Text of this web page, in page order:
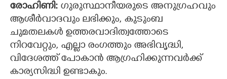
രോഹിണി: ഗുരുസ്ഥാനീയരുടെ അനുഗ്രഹവും
ആശീർവാദവും ലഭിക്കും, കുടുംബ
ചുമതലകള്‍ ഉത്തരവാദിത്വത്തോടെ
നിറവേറ്റും, എല്ലാ രംഗത്തും അഭിവൃദ്ധി,
വിദേശത്ത് പോകാന്‍ ആഗ്രഹിക്കുന്നവര്‍ക്ക്
കാര്യസിദ്ധി ഉണ്ടാകും.